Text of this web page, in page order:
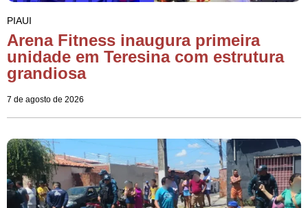
PIAUI
Arena Fitness inaugura primeira
unidade em Teresina com estrutura
grandiosa
7 de agosto de 2026